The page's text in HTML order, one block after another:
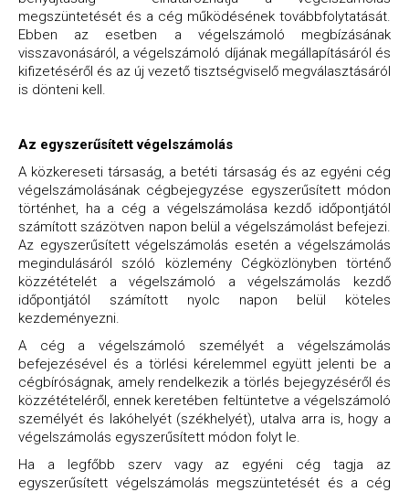
megszüntetését és a cég működésének továbbfolytatását.
Ebben az esetben a végelszámoló megbízásának
visszavonásáról, a végelszámoló díjának megállapításáról és
kifizetéséről és az új vezető tisztségviselő megválasztásáról
is dönteni kell.
Az egyszerűsített végelszámolás
A közkereseti társaság, a betéti társaság és az egyéni cég
végelszámolásának cégbejegyzése egyszerűsített módon
történhet, ha a cég a végelszámolása kezdő időpontjától
számított százötven napon belül a végelszámolást befejezi.
Az egyszerűsített végelszámolás esetén a végelszámolás
megindulásáról szóló közlemény Cégközlönyben történő
közzétételét a végelszámoló a végelszámolás kezdő
időpontjától számított nyolc napon belül köteles
kezdeményezni.
A cég a végelszámoló személyét a végelszámolás
befejezésével és a törlési kérelemmel együtt jelenti be a
cégbíróságnak, amely rendelkezik a törlés bejegyzéséről és
közzétételéről, ennek keretében feltüntetve a végelszámoló
személyét és lakóhelyét (székhelyét), utalva arra is, hogy a
végelszámolás egyszerűsített módon folyt le.
Ha a legfőbb szerv vagy az egyéni cég tagja az
egyszerűsített végelszámolás megszüntetését és a cég